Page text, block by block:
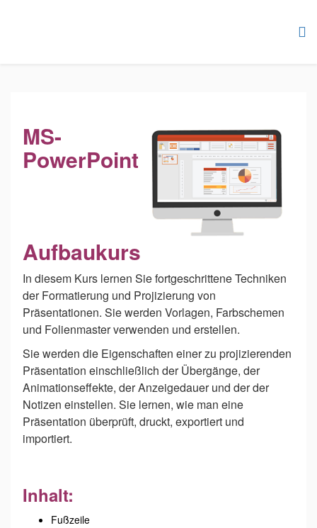
MS-
PowerPoint
Aufbaukurs
In diesem Kurs lernen Sie fortgeschrittene Techniken
der Formatierung und Projizierung von
Präsentationen. Sie werden Vorlagen, Farbschemen
und Folienmaster verwenden und erstellen.
Sie werden die Eigenschaften einer zu projizierenden
Präsentation einschließlich der Übergänge, der
Animationseffekte, der Anzeigedauer und der der
Notizen einstellen. Sie lernen, wie man eine
Präsentation überprüft, druckt, exportiert und
importiert.
Inhalt:
Fußzeile